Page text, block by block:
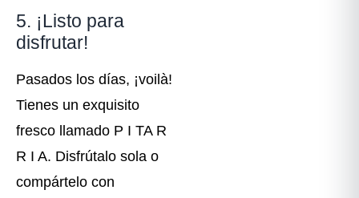
5. ¡Listo para
disfrutar!
Pasados los días, ¡voilà!
Tienes un exquisito
fresco llamado P I TA R
R I A. Disfrútalo sola o
compártelo con